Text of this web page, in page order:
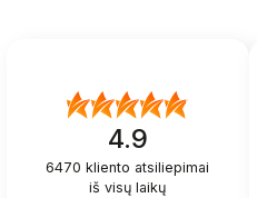
4.9
6470 kliento atsiliepimai
iš visų laikų